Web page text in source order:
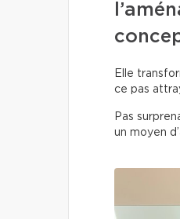
Elle
ce pas
Pas
un moyen